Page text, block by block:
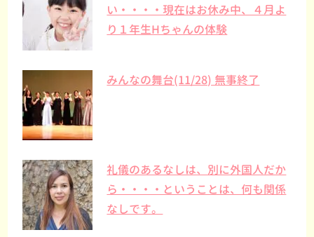
い・・・・現在はお休み中、４月よ
り１年生Hちゃんの体験
みんなの舞台(11/28) 無事終了
礼儀のあるなしは、別に外国人だか
ら・・・・ということは、何も関係
なしです。